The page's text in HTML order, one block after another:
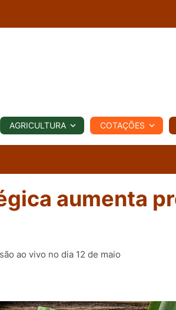
NOTÍCIAS AGROTEMPO REGIONAL
Fotos
e
Vídeos
AGRICULTURA COTAÇÕES
aumenta
ao vivo no dia 12 de maio